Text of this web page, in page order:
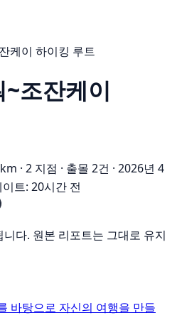
케이 하이킹 루트
조잔케이
· 2 지점 · 출몰 2건 · 2026년 4
트: 20시간 전
다. 원본 리포트는 그대로 유지
바탕으로 자신의 여행을 만들